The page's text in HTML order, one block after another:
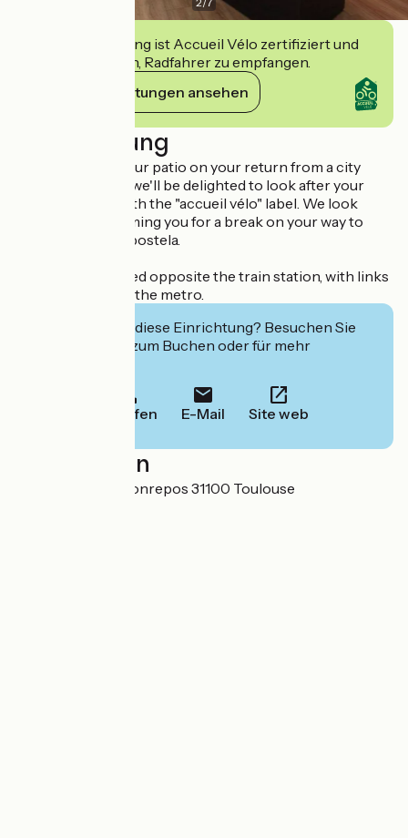
Diese Einrichtung ist Accueil Vélo zertifiziert und
verpflichtet sich, Radfahrer zu empfangen.
Ihre Verpflichtungen ansehen
Beschreibung
Come and enjoy our patio on your return from a city
excursion, where we'll be delighted to look after your
bicycle for you, with the "accueil vélo" label. We look
forward to welcoming you for a break on your way to
Santiago de Compostela.
The hotel is located opposite the train station, with links
to the airport and the metro.
Interessiert Sie diese Einrichtung? Besuchen Sie
deren Website zum Buchen oder für mehr
Anrufen E-Mail Site web
Localisation
4 Bis Boulevard Bonrepos 31100 Toulouse